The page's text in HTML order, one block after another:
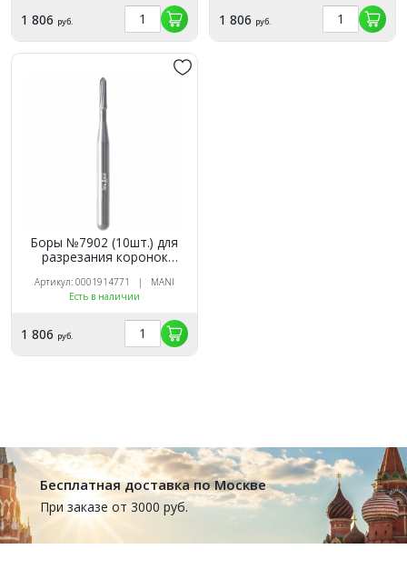
1 806 руб. 1 806 руб.
Боры №7902 (10шт.) для
разрезания коронок
496/010), Mani
Артикул: 0001914771 | MANI
Есть в наличии
1 806 руб.
Бесплатная доставка по Москве
При заказе от 3000 руб.